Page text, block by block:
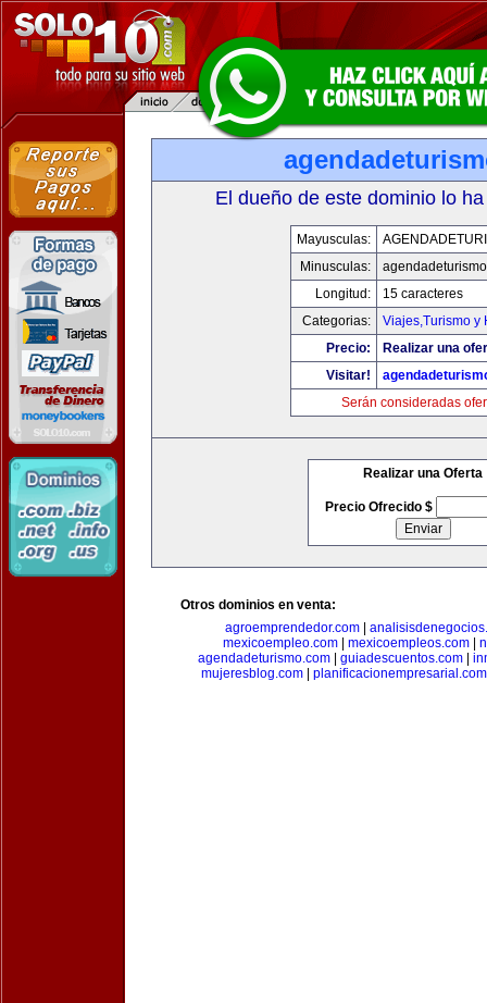
El dueño de este dominio lo
Mayusculas:
Minusculas:
Longitud:
15 caracteres
Categorias:
Viajes,Turismo y
Precio:
Realizar una
Visitar!
Serán consideradas
Realizar una Oferta
Precio Ofrecido $
Otros dominios en venta:
agroemprendedor.com
mexicoempleo.com
mexicoempleos.com
agendadeturismo.com
guiadescuentos.com
mujeresblog.com
planificacionempresarial.com